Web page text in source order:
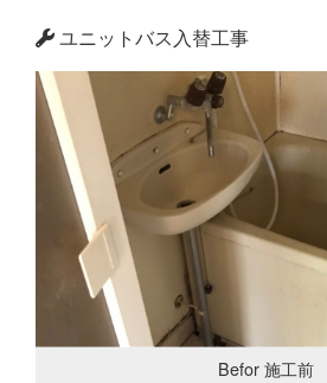
ユニットバス入替工事
Befor 施工前